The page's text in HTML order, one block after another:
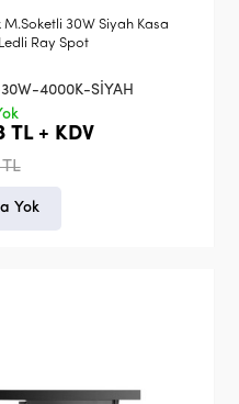
30W Siyah Kasa
Ledli Ray Spot
4000K-SİYAH
TL + KDV
Yok